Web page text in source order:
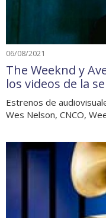
06/08/2021
The Weeknd y
los videos de la
Estrenos de
Wes Nelson, CNCO,